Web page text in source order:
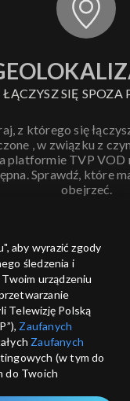
ŁĄCZYSZ SIĘ SPOZA
z którego się
, w związku z
platformie TVP VOD
Sprawdź, które
obejrzeć.
ANULUJ
aby wyrazić zgody
śledzenia i
urządzeniu
Telewizję Polską
Zaufanych
Zaufanych
(w tym do
do Twoich